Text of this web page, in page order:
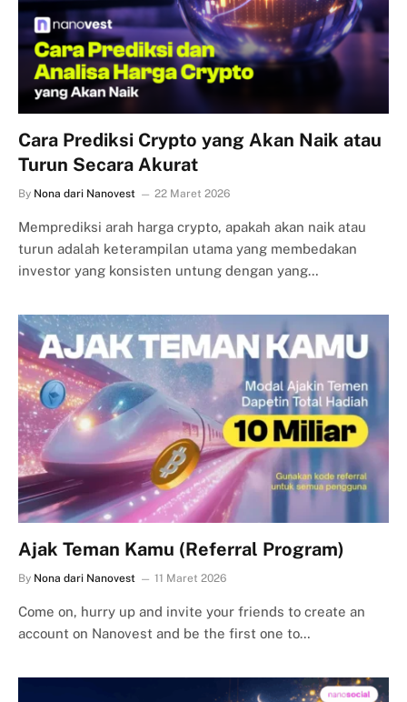
Cara Prediksi Crypto yang Akan Naik atau
Turun Secara Akurat
By Nona dari Nanovest 22 Maret 2026
Memprediksi arah harga crypto, apakah akan naik atau
turun adalah keterampilan utama yang membedakan
investor yang konsisten untung dengan yang…
Ajak Teman Kamu (Referral Program)
By Nona dari Nanovest 11 Maret 2026
Come on, hurry up and invite your friends to create an
account on Nanovest and be the first one to…